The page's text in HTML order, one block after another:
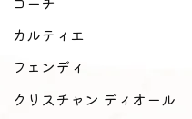
カルティエ
フェンディ
クリスチャン ディオール